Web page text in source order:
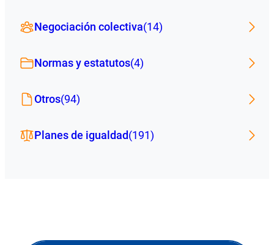
Negociación colectiva(14)
Normas y estatutos(4)
Otros(94)
Planes de igualdad(191)